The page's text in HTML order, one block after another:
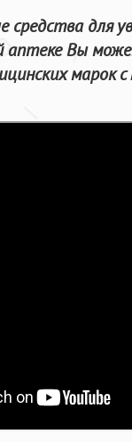
средства для
аптеке Вы
марок